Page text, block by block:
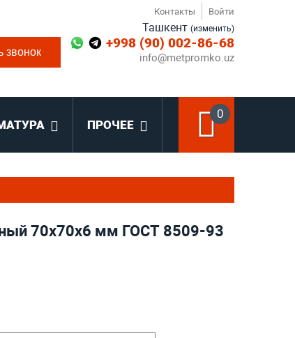
Ташкент (изменить)
+998 (90) 002-86-68
info@metpromko.uz
Контакты Войти
звонок
0
ПРОЧЕЕ
70x70x6 мм ГОСТ 8509-93